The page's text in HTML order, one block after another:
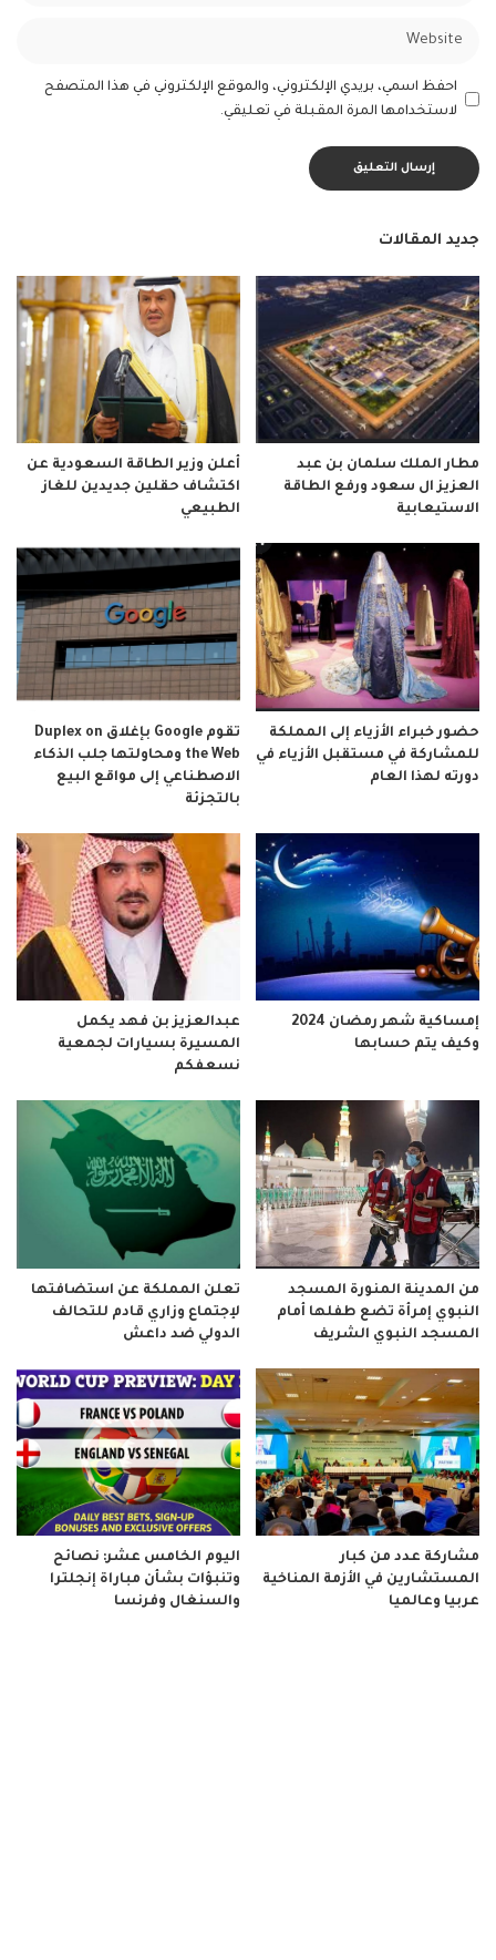
احفظ اسمي، بريدي الإلكتروني، والموقع الإلكتروني في هذا المتصفح
لاستخدامها المرة المقبلة في تعليقي.
جديد المقالات
مطار الملك سلمان بن عبد
العزيز ال سعود ورفع الطاقة
الاستيعابية
أعلن وزير الطاقة السعودية عن
اكتشاف حقلين جديدين للغاز
الطبيعي
حضور خبراء الأزياء إلى المملكة
للمشاركة في مستقبل الأزياء في
دورته لهذا العام
تقوم Google بإغلاق Duplex on
the Web ومحاولتها جلب الذكاء
الاصطناعي إلى مواقع البيع
بالتجزئة
إمساكية شهر رمضان 2024
وكيف يتم حسابها
عبدالعزيز بن فهد يكمل
المسيرة بسيارات لجمعية
نسعفكم
من المدينة المنورة المسجد
النبوي إمرأة تضع طفلها أمام
المسجد النبوي الشريف
تعلن المملكة عن استضافتها
لإجتماع وزاري قادم للتحالف
الدولي ضد داعش
مشاركة عدد من كبار
المستشارين في الأزمة المناخية
عربيا وعالميا
اليوم الخامس عشر: نصائح
وتنبؤات بشأن مباراة إنجلترا
والسنغال وفرنسا